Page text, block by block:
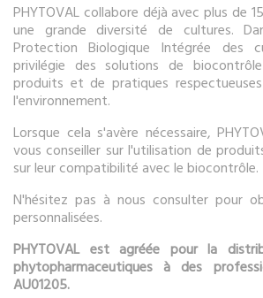
PHYTOVAL collabore déjà avec plus de
une grande diversité de cultures.
Protection Biologique Intégrée des
privilégie des solutions de
produits et de pratiques
l'environnement.
Lorsque cela s'avère nécessaire,
vous conseiller sur l'utilisation de
sur leur compatibilité avec le biocontrôle.
N'hésitez pas à nous consulter pour
personnalisées.
PHYTOVAL est agréée pour la
phytopharmaceutiques à des
AU01205.